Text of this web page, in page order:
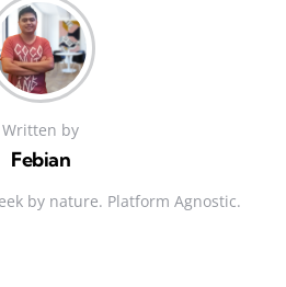
Written by
Febian
by nature. Platform Agnostic.